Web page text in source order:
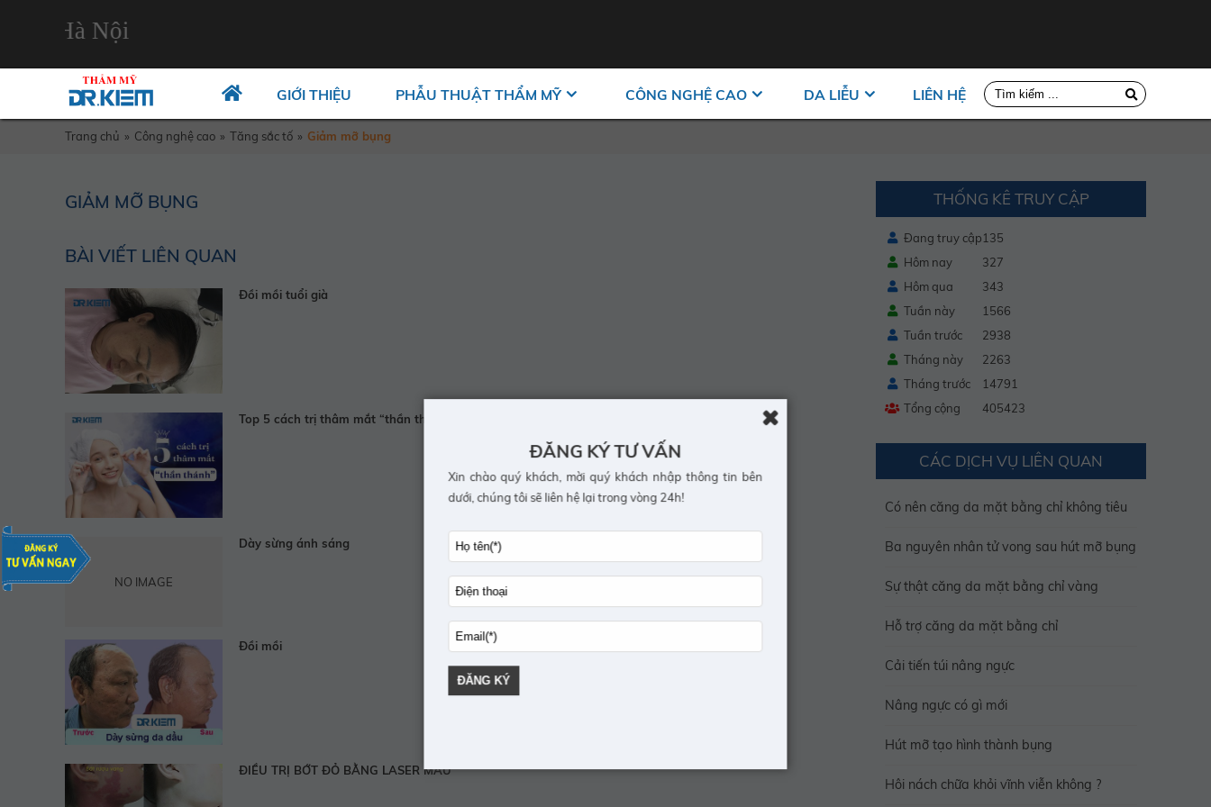
Hà Nội
GIỚI THIỆU PHẪU THUẬT THẨM MỸ CÔNG NGHỆ CAO DA LIỄU LIÊN HỆ
Trang chủ » Công nghệ cao » Tăng sắc tố » Giảm mỡ bụng
GIẢM MỠ BỤNG
BÀI VIẾT LIÊN QUAN
Đồi mồi tuổi già
Top 5 cách trị thâm mắt “thần thánh” mà bạn nên lưu lại ngay
NO IMAGE
Dày sừng ánh sáng
Đồi mồi
ĐIỀU TRỊ BỚT ĐỎ BẰNG LASER MÀU
THỐNG KÊ TRUY CẬP
Đang truy cập135
Hôm nay
327
Hôm qua
343
Tuần này
1566
Tuần trước
2938
Tháng này
2263
Tháng trước
14791
Tổng cộng
405423
CÁC DỊCH VỤ LIÊN QUAN
Có nên căng da mặt bằng chỉ không tiêu
Ba nguyên nhân tử vong sau hút mỡ bụng
Sự thật căng da mặt bằng chỉ vàng
Hỗ trợ căng da mặt bằng chỉ
Cải tiến túi nâng ngực
Nâng ngực có gì mới
Hút mỡ tạo hình thành bụng
Hôi nách chữa khỏi vĩnh viễn không ?
ĐĂNG KÝ TƯ VẤN
Xin chào quý khách, mời quý khách nhập thông tin bên
dưới, chúng tôi sẽ liên hệ lại trong vòng 24h!